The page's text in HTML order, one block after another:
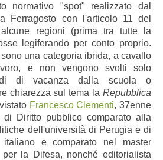
normativo "spot" realizzato dal
Ferragosto con l'articolo 11 del
regioni (prima tra tutte la
legiferando per conto proprio.
una categoria ibrida, a cavallo
e non vengono svolti solo
di vacanza dalla scuola o
chiarezza sul tema la Repubblica
Francesco Clementi, 37enne
di Diritto pubblico comparato alla
dell'università di Perugia e di
italiano e comparato nel master
la Difesa, nonché editorialista